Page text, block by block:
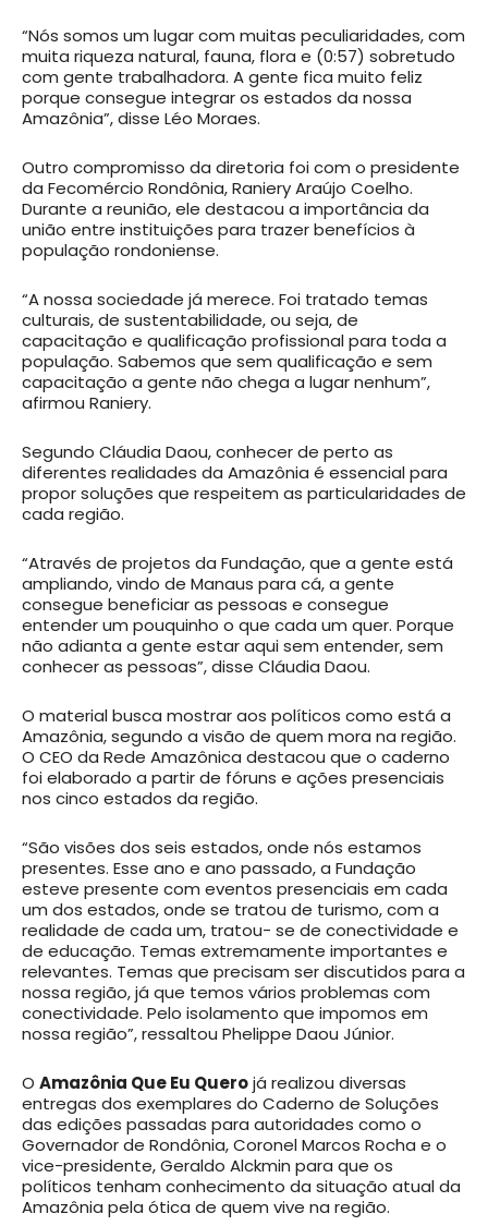
“Nós somos um lugar com muitas peculiaridades, com
muita riqueza natural, fauna, flora e (0:57) sobretudo
com gente trabalhadora. A gente fica muito feliz
porque consegue integrar os estados da nossa
Amazônia”, disse Léo Moraes.
Outro compromisso da diretoria foi com o presidente
da Fecomércio Rondônia, Raniery Araújo Coelho.
Durante a reunião, ele destacou a importância da
união entre instituições para trazer benefícios à
população rondoniense.
“A nossa sociedade já merece. Foi tratado temas
culturais, de sustentabilidade, ou seja, de
capacitação e qualificação profissional para toda a
população. Sabemos que sem qualificação e sem
capacitação a gente não chega a lugar nenhum”,
afirmou Raniery.
Segundo Cláudia Daou, conhecer de perto as
diferentes realidades da Amazônia é essencial para
propor soluções que respeitem as particularidades de
cada região.
“Através de projetos da Fundação, que a gente está
ampliando, vindo de Manaus para cá, a gente
consegue beneficiar as pessoas e consegue
entender um pouquinho o que cada um quer. Porque
não adianta a gente estar aqui sem entender, sem
conhecer as pessoas”, disse Cláudia Daou.
O material busca mostrar aos políticos como está a
Amazônia, segundo a visão de quem mora na região.
O CEO da Rede Amazônica destacou que o caderno
foi elaborado a partir de fóruns e ações presenciais
nos cinco estados da região.
“São visões dos seis estados, onde nós estamos
presentes. Esse ano e ano passado, a Fundação
esteve presente com eventos presenciais em cada
um dos estados, onde se tratou de turismo, com a
realidade de cada um, tratou- se de conectividade e
de educação. Temas extremamente importantes e
relevantes. Temas que precisam ser discutidos para a
nossa região, já que temos vários problemas com
conectividade. Pelo isolamento que impomos em
nossa região”, ressaltou Phelippe Daou Júnior.
O Amazônia Que Eu Querojá realizou diversas
entregas dos exemplares do Caderno de Soluções
das edições passadas para autoridades como o
Governador de Rondônia, Coronel Marcos Rocha e o
vice-presidente, Geraldo Alckmin para que os
políticos tenham conhecimento da situação atual da
Amazônia pela ótica de quem vive na região.